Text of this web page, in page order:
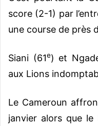
score (2-1) par
une course de près
Siani (61e) et
aux Lions
Le Cameroun
janvier alors que